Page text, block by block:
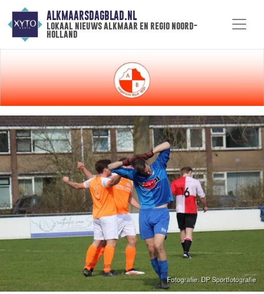
ALKMAARSDAGBLAD.NL
lokaal nieuws alkmaar en regio noord-
holland